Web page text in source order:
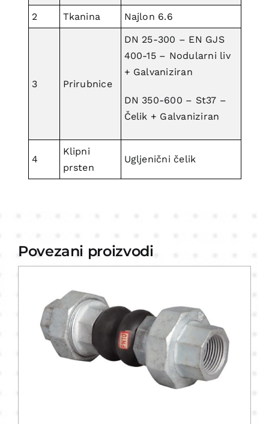
2
Tkanina Najlon 6.6
3 Prirubnice
DN 25-300 – EN GJS
400-15 – Nodularni liv
+ Galvaniziran
DN 350-600 – St37 –
Čelik + Galvaniziran
4
Klipni
prsten
Ugljenični čelik
Povezani proizvodi